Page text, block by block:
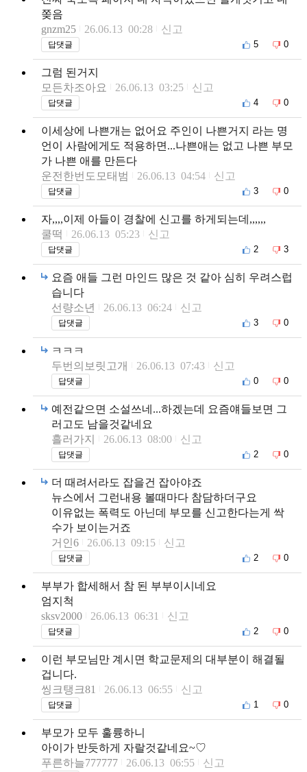
쫒음
gnzm25
26.06.13 00:28 신고
답댓글 5 0
그럼 된거지
모든차조아요
26.06.13 03:25 신고
답댓글 4 0
이세상에 나쁜개는 없어요 주인이 나쁜거지 라는 명
언이 사람에게도 적용하면...나쁜애는 없고 나쁜 부모
가 나쁜 애를 만든다
운전한번도모태범
26.06.13 04:54 신고
답댓글 3 0
자,,,,이제 아들이 경찰에 신고를 하게되는데,,,,,,
쿨떡
26.06.13 05:23 신고
답댓글 2 3
요즘 애들 그런 마인드 많은 것 같아 심히 우려스럽
습니다
선량소년
26.06.13 06:24 신고
답댓글 3 0
ㅋㅋㅋ
두번의보릿고개
26.06.13 07:43 신고
답댓글 0 0
예전같으면 소설쓰네...하겠는데 요즘얘들보면 그
러고도 남을것같네요
흘러가지
26.06.13 08:00 신고
답댓글 2 0
더 때려서라도 잡을건 잡아야죠
뉴스에서 그런내용 볼때마다 참담하더구요
이유없는 폭력도 아닌데 부모를 신고한다는게 싹
수가 보이는거죠
거인6
26.06.13 09:15 신고
답댓글 2 0
부부가 합세해서 참 된 부부이시네요
엄지척
sksv2000
26.06.13 06:31 신고
답댓글 2 0
이런 부모님만 계시면 학교문제의 대부분이 해결될
겁니다.
씽크탱크81
26.06.13 06:55 신고
답댓글 1 0
부모가 모두 훌륭하니
아이가 반듯하게 자랄것같네요~♡
푸른하늘777777
26.06.13 06:55 신고